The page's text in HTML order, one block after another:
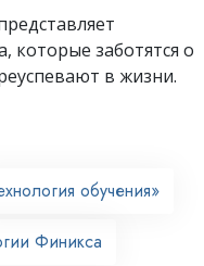
которые заботятся о
в жизни.
обучения»
Финикса